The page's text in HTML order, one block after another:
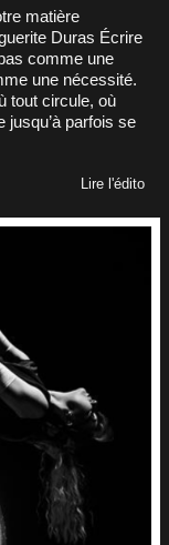
matière
Duras Écrire
comme une
une nécessité.
tout circule, où
jusqu’à parfois se
Lire l'édito